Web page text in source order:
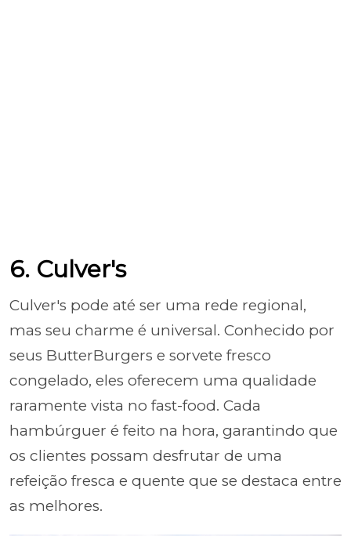
6. Culver's
Culver's pode até ser uma rede regional,
mas seu charme é universal. Conhecido por
seus ButterBurgers e sorvete fresco
congelado, eles oferecem uma qualidade
raramente vista no fast-food. Cada
hambúrguer é feito na hora, garantindo que
os clientes possam desfrutar de uma
refeição fresca e quente que se destaca entre
as melhores.